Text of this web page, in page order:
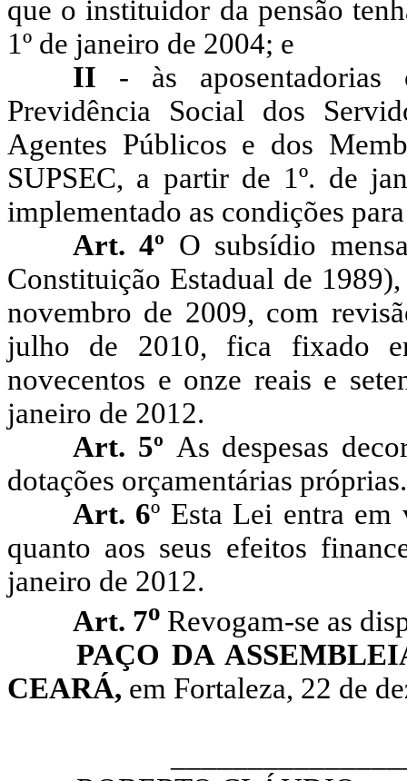
que o instituidor da pensão
1º de janeiro de 2004; e
II - às
Previdência Social dos
Agentes Públicos e dos
SUPSEC, a partir de 1º. de
implementado as condições
Art. 4º O subsídio
Constituição Estadual de
novembro de 2009, com
julho de 2010, fica fixado
novecentos e onze reais e
janeiro de 2012.
Art. 5º As despesas
dotações orçamentárias próprias.
Art. 6º Esta Lei entra
quanto aos seus efeitos
janeiro de 2012.
Art. 7o Revogam-se as
PAÇO DA
CEARÁ, em Fortaleza, 22 de